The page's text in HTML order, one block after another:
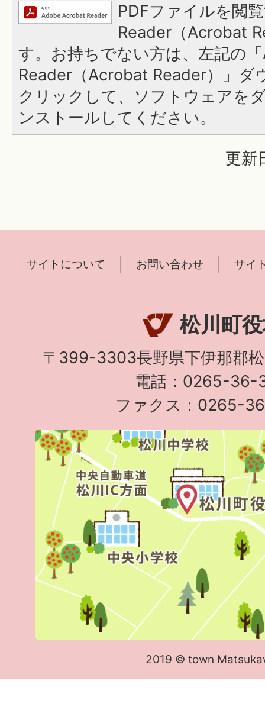
PDFファイルを閲
Reader（Acrobat
す。お持ちでない方は、左記の
Reader（Acrobat Reader）」ダ
クリックして、ソフトウェアを
ンストールしてください。
更新
サイトについて お問い合わせ サイ
松川町
〒399-3303長野県下伊那郡
電話：0265-36-
ファクス：0265-
2019 © town